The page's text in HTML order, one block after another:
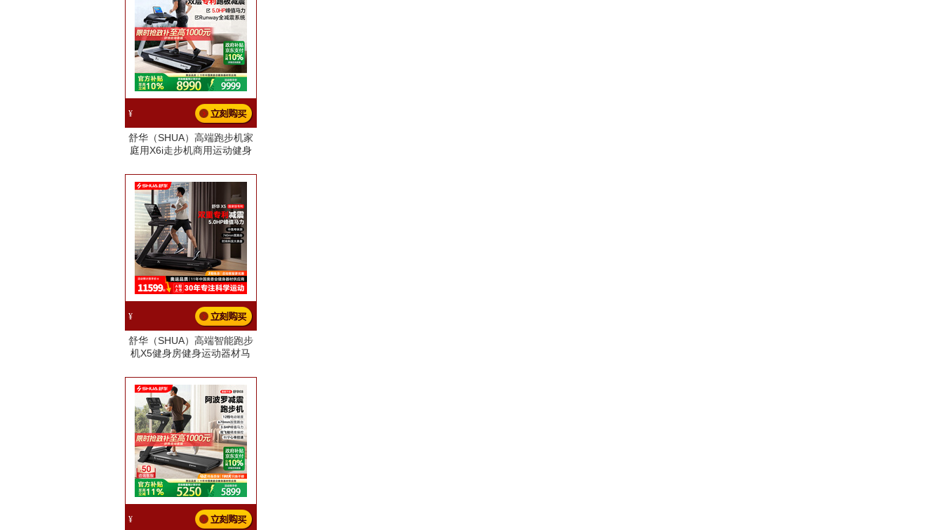
¥
舒华（SHUA）高端跑步机家
庭用X6i走步机商用运动健身
780MM大跑台【支持鸿蒙智
联】
¥
舒华（SHUA）高端智能跑步
机X5健身房健身运动器材马
X5【中高考体育测
试】-740mm跑台
¥